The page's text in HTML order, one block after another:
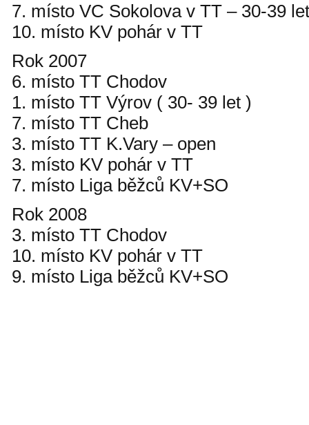
7. místo VC Sokolova v TT – 30-39 let
10. místo KV pohár v TT
Rok 2007
6. místo TT Chodov
1. místo TT Výrov ( 30- 39 let )
7. místo TT Cheb
3. místo TT K.Vary – open
3. místo KV pohár v TT
7. místo Liga běžců KV+SO
Rok 2008
3. místo TT Chodov
10. místo KV pohár v TT
9. místo Liga běžců KV+SO